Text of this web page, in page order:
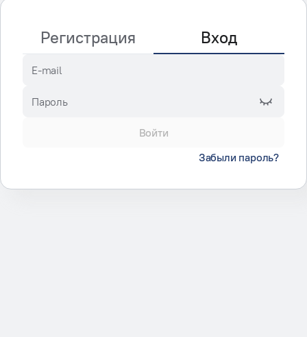
Регистрация Вход
E-mail
Пароль
Войти
Забыли пароль?